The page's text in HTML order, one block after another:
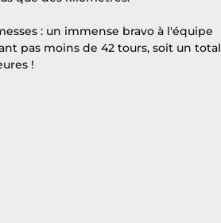
: un immense bravo à l'équipe
pas moins de 42 tours, soit un total
!